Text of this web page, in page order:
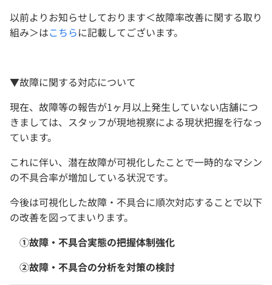
以前よりお知らせしております＜故障率改善に関する取り
組み＞はこちらに記載してございます。
▼故障に関する対応について
現在、故障等の報告が1ヶ月以上発生していない店舗につ
きましては、スタッフが現地視察による現状把握を行なっ
ています。
これに伴い、潜在故障が可視化したことで一時的なマシン
の不具合率が増加している状況です。
今後は可視化した故障・不具合に順次対応することで以下
の改善を図ってまいります。
①故障・不具合実態の把握体制強化
②故障・不具合の分析を対策の検討